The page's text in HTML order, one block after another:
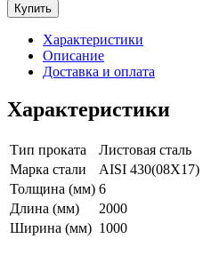
Купить
Характеристики
Описание
Доставка и оплата
Характеристики
Тип проката
Листовая сталь
Марка стали
AISI 430(08Х17)
Толщина (мм) 6
Длина (мм)
2000
Ширина (мм) 1000